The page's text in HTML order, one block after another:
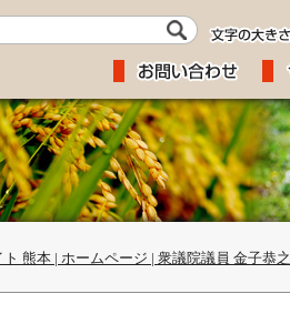
熊本 | ホームページ | 衆議院議員 金子恭之